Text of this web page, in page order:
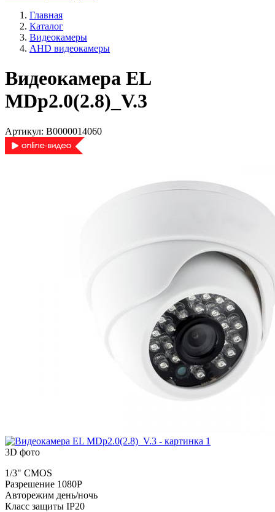
Главная
Каталог
Видеокамеры
AHD видеокамеры
Видеокамера EL
MDp2.0(2.8)_V.3
Артикул: В0000014060
3D фото
1/3" CMOS
Разрешение 1080P
Авторежим день/ночь
Класс защиты IP20